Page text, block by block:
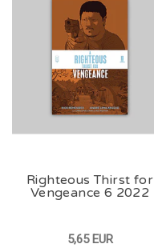
Righteous Thirst for
Vengeance 6 2022
5,65 EUR